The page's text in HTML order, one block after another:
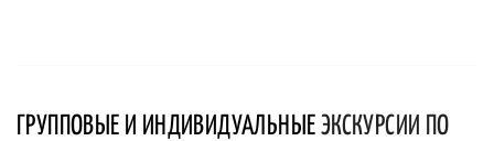
ГРУППОВЫЕ И ИНДИВИДУАЛЬНЫЕ ЭКСКУРСИИ ПО